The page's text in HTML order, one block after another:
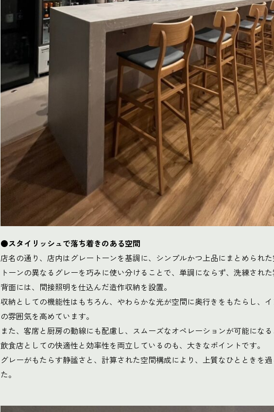
●スタイリッシュで落ち着きのある空間
店名の通り、店内はグレートーンを基調に、シンプルかつ上品にまとめられた
トーンの異なるグレーを巧みに使い分けることで、単調にならず、洗練された
背面には、間接照明を仕込んだ造作収納を設置。
収納としての機能性はもちろん、やわらかな光が空間に奥行きをもたらし、
の雰囲気を高めています。
また、客席と厨房の動線にも配慮し、スムーズなオペレーションが可能になる
飲食店としての快適性と効率性を両立しているのも、大きなポイントです。
グレーがもたらす静謐さと、計算された空間構成により、上質なひとときを
た。